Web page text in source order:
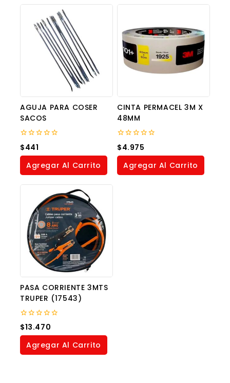
AGUJA PARA COSER
SACOS
0
out
of
$441
Agregar Al Carrito
CINTA PERMACEL 3M X
48MM
0
out
of
$4.975
Agregar Al Carrito
PASA CORRIENTE 3MTS
TRUPER (17543)
0
out
of
$13.470
Agregar Al Carrito